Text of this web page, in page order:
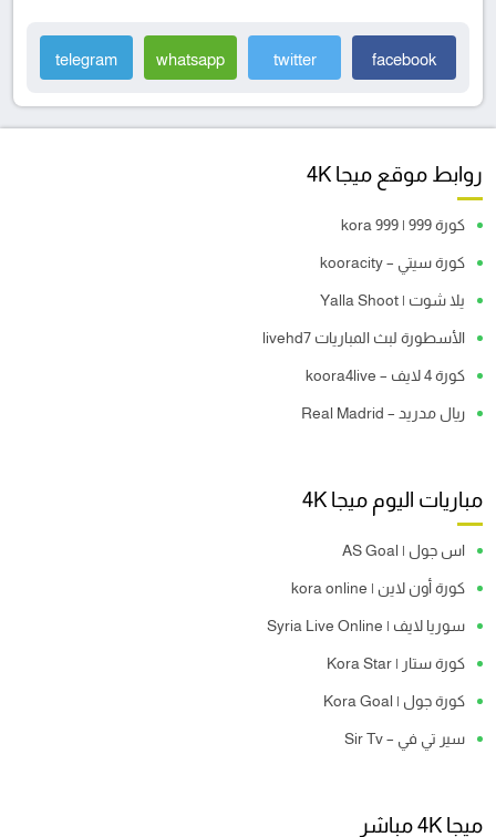
facebook
twitter
whatsapp
telegram
روابط موقع ميجا 4K
كورة 999 | kora 999
كورة سيتي – kooracity
يلا شوت | Yalla Shoot
الأسطورة لبث المباريات livehd7
كورة 4 لايف – koora4live
ريال مدريد – Real Madrid
مباريات اليوم ميجا 4K
اس جول | AS Goal
كورة أون لاين | kora online
سوريا لايف | Syria Live Online
كورة ستار | Kora Star
كورة جول | Kora Goal
سير تي في – Sir Tv
ميجا 4K مباشر